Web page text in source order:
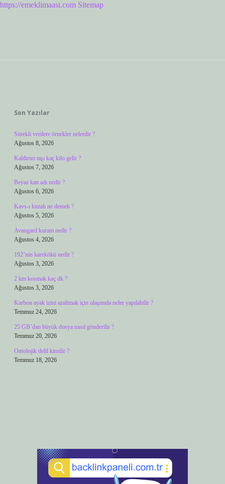
https://emeklimaasi.com Sitemap
Son Yazılar
Sürekli verilere örnekler nelerdir ?
Ağustos 8, 2026
Kaldırım taşı kaç kilo gelir ?
Ağustos 7, 2026
Beyaz kan adı nedir ?
Ağustos 6, 2026
Kavs-ı kuzah ne demek ?
Ağustos 5, 2026
Avangard kuram nedir ?
Ağustos 4, 2026
192’nin karekökü nedir ?
Ağustos 3, 2026
2 km kosmak kaç dk ?
Ağustos 3, 2026
Karbon ayak izini azaltmak için ulaşımda neler yapılabilir ?
Temmuz 24, 2026
25 GB’dan büyük dosya nasıl gönderilir ?
Temmuz 20, 2026
Ontolojik delil kimdir ?
Temmuz 18, 2026